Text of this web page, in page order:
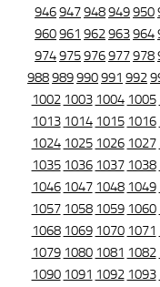
946947948949950
960961 962963964
974975976977978
988989990991 992
1002 1003 1004 1005
1013 1014 1015 1016
1024 1025 1026 1027
1035 1036 1037 1038
1046 1047 1048 1049
1057 1058 1059 1060
1068 1069 1070 1071
1079 1080 1081 1082
1090 1091 1092 1093